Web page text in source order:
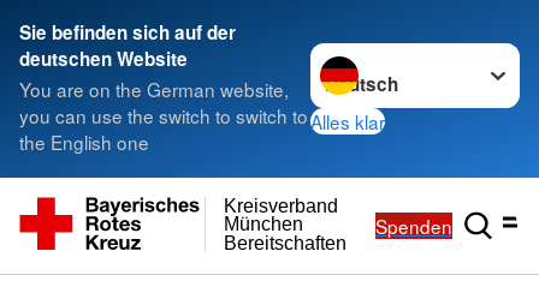
Sie befinden sich auf der
deutschen Website
You are on the German website,
you can use the switch to switch to
the English one
Sprache wechseln zu
Alles klar
Bereitschaften
München
Kreisverband
Spenden